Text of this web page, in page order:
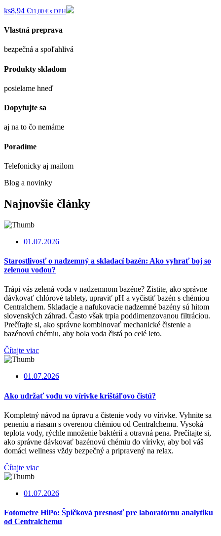
ks8,94 €11,00 € s DPH
Vlastná preprava
bezpečná a spoľahlivá
Produkty skladom
posielame hneď
Dopytujte sa
aj na to čo nemáme
Poradíme
Telefonicky aj mailom
Blog a novinky
Najnovšie články
01.07.2026
Starostlivosť o nadzemný a skladací bazén: Ako vyhrať boj so
zelenou vodou?
Trápi vás zelená voda v nadzemnom bazéne? Zistite, ako správne
dávkovať chlórové tablety, upraviť pH a vyčistiť bazén s chémiou
Centralchem. Skladacie a nafukovacie nadzemné bazény sú hitom
slovenských záhrad. Často však trpia poddimenzovanou filtráciou.
Prečítajte si, ako správne kombinovať mechanické čistenie a
bazénovú chémiu, aby bola voda čistá po celé leto.
Čítajte viac
01.07.2026
Ako udržať vodu vo vírivke krištáľovo čistú?
Kompletný návod na úpravu a čistenie vody vo vírivke. Vyhnite sa
peneniu a riasam s overenou chémiou od Centralchemu. Vysoká
teplota vody, rýchle množenie baktérií a otravná pena. Prečítajte si,
ako správne dávkovať bazénovú chémiu do vírivky, aby bol váš
domáci wellness vždy bezpečný a pripravený na relax.
Čítajte viac
01.07.2026
Fotometre HiPo: Špičková presnosť pre laboratórnu analytiku
od Centralchemu